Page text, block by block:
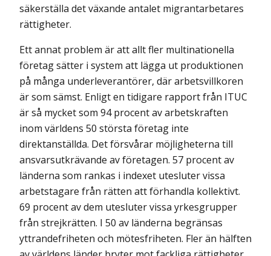
säkerställa det växande antalet migrantarbetares
rättigheter.
Ett annat problem är att allt fler multinationella
företag sätter i system att lägga ut produktionen
på många underleverantörer, där arbetsvillkoren
är som sämst. Enligt en tidigare rapport från ITUC
är så mycket som 94 procent av arbetskraften
inom världens 50 största företag inte
direktanställda. Det försvårar möjligheterna till
ansvarsutkrävande av företagen. 57 procent av
länderna som rankas i indexet utesluter vissa
arbetstagare från rätten att förhandla kollektivt.
69 procent av dem utesluter vissa yrkesgrupper
från strejkrätten. I 50 av länderna begränsas
yttrandefriheten och mötesfriheten. Fler än hälften